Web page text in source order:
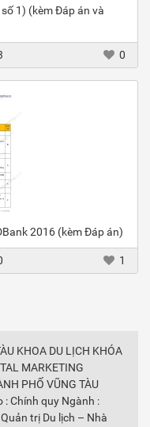
1) (kèm Đáp án và
0
2016 (kèm Đáp án)
1
KHOA DU LỊCH KHÓA
MARKETING
PHỐ VŨNG TÀU
: Chính quy Ngành :
trị Du lịch – Nhà